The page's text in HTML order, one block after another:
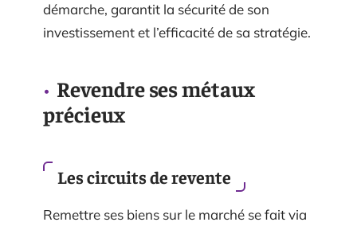
démarche, garantit la sécurité de son
investissement et l’efficacité de sa stratégie.
Revendre ses métaux
précieux
Les circuits de revente
Remettre ses biens sur le marché se fait via